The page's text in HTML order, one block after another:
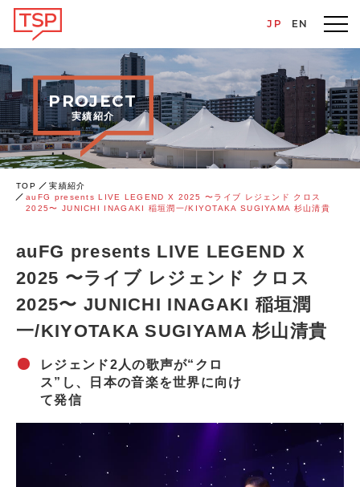
JP EN
PROJECT
実績紹介
TOP
実績紹介
auFG presents LIVE LEGEND X 2025 〜ライブ レジェンド クロス
2025〜 JUNICHI INAGAKI 稲垣潤⼀/KIYOTAKA SUGIYAMA 杉⼭清貴
auFG presents LIVE LEGEND X
2025 〜ライブ レジェンド クロス
2025〜 JUNICHI INAGAKI 稲垣潤
⼀/KIYOTAKA SUGIYAMA 杉⼭清貴
レジェンド2人の歌声が“クロ
ス”し、日本の音楽を世界に向け
て発信